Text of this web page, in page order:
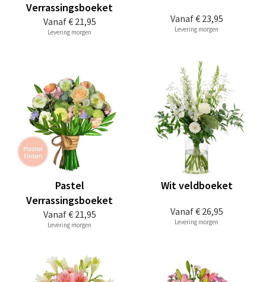
Vanaf€ 21,95
Verrassingsboeket
Levering morgen
Vanaf€ 23,95
Levering morgen
Vanaf€ 21,95
Pastel
Verrassingsboeket
Levering morgen
Vanaf€ 26,95
Wit veldboeket
Levering morgen